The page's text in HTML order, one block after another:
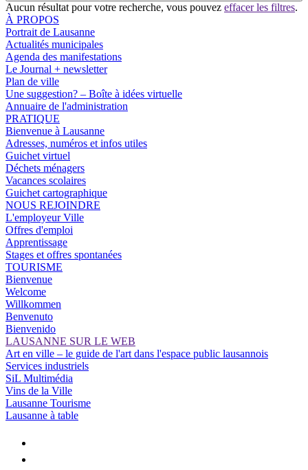
Aucun résultat pour votre recherche, vous pouvez effacer les filtres.
À PROPOS
Portrait de Lausanne
Actualités municipales
Agenda des manifestations
Le Journal + newsletter
Plan de ville
Une suggestion? – Boîte à idées virtuelle
Annuaire de l'administration
PRATIQUE
Bienvenue à Lausanne
Adresses, numéros et infos utiles
Guichet virtuel
Déchets ménagers
Vacances scolaires
Guichet cartographique
NOUS REJOINDRE
L'employeur Ville
Offres d'emploi
Apprentissage
Stages et offres spontanées
TOURISME
Bienvenue
Welcome
Willkommen
Benvenuto
Bienvenido
LAUSANNE SUR LE WEB
Art en ville – le guide de l'art dans l'espace public lausannois
Services industriels
SiL Multimédia
Vins de la Ville
Lausanne Tourisme
Lausanne à table